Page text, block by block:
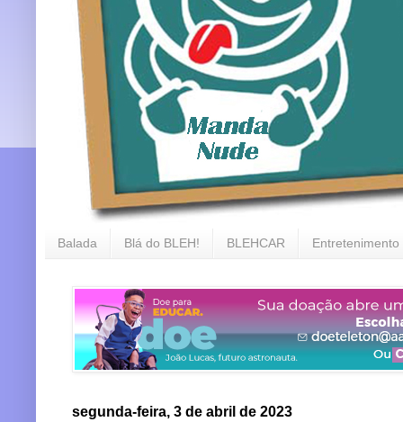
Balada Blá do BLEH! BLEHCAR Entretenimento
segunda-feira, 3 de abril de 2023